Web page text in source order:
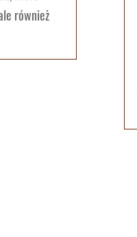
również